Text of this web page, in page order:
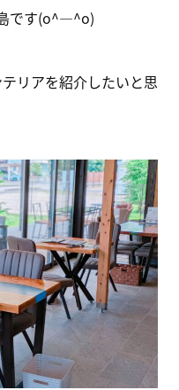
です(o^―^o)
リアを紹介したいと思